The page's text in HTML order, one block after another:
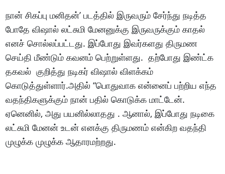
நான் சிகப்பு மனிதன்’ படத்தில் இருவரும் சேர்ந்து நடித்த
போதே விஷால் லட்சுமி மேனனுக்கு இருவருக்கும் காதல்
எனச் சொல்லப்பட்டது. இப்போது இவர்களது திருமண
செய்தி மீண்டும் கவனம் பெற்றுள்ளது. தற்போது இண்ட்க
தகவல் குறித்து நடிகர் விஷால் விளக்கம்
கொடுத்துள்ளார்.அதில் “பொதுவாக என்னைப் பற்றிய எந்த
வதந்திகளுக்கும் நான் பதில் கொடுக்க மாட்டேன்.
ஏனெனில், அது பயனில்லாதது . ஆனால், இப்போது நடிகை
லட்சுமி மேனன் உடன் எனக்கு திருமணம் என்கிற வதந்தி
முழுக்க முழுக்க ஆதாரமற்றது.